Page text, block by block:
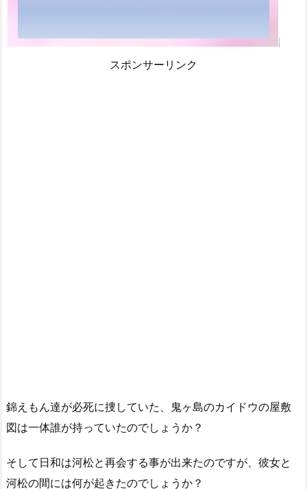
スポンサーリンク
錦えもん達が必死に捜していた、鬼ヶ島のカイドウの屋敷
図は一体誰が持っていたのでしょうか？
そして日和は河松と再会する事が出来たのですが、彼女と
河松の間には何が起きたのでしょうか？